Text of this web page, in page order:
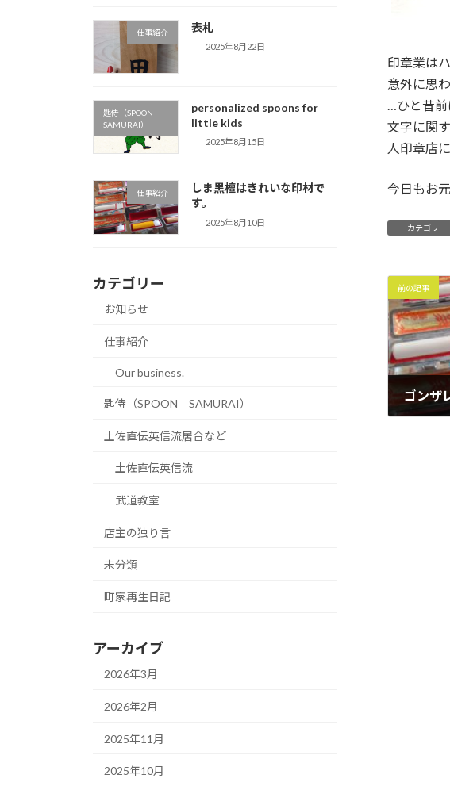
印章業は
意外に思
…ひと昔前
文字に関
人印章店
今日もお元
カテゴリー
前の記事
ゴンザ
仕事紹介 表札
2025年8月22日
匙侍（SPOON
SAMURAI）
personalized spoons for
little kids
2025年8月15日
仕事紹介
しま黒檀はきれいな印材で
す。
2025年8月10日
カテゴリー
お知らせ
仕事紹介
Our business.
匙侍（SPOON SAMURAI）
土佐直伝英信流居合など
土佐直伝英信流
武道教室
店主の独り言
未分類
町家再生日記
アーカイブ
2026年3月
2026年2月
2025年11月
2025年10月